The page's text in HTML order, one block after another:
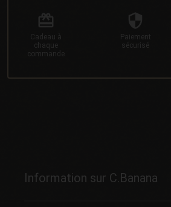
Cadeau à
chaque
commande
Paiement
sécurisé
Information sur C.Banana